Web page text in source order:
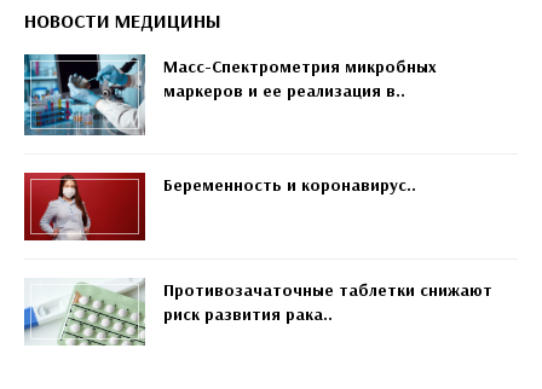
НОВОСТИ МЕДИЦИНЫ
Масс-Спектрометрия микробных
маркеров и ее реализация в..
Беременность и коронавирус..
Противозачаточные таблетки снижают
риск развития рака..